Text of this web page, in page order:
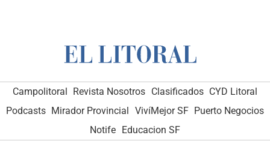
Campolitoral Revista Nosotros Clasificados CYD Litoral
Podcasts Mirador Provincial VivíMejor SF Puerto Negocios
Notife Educacion SF